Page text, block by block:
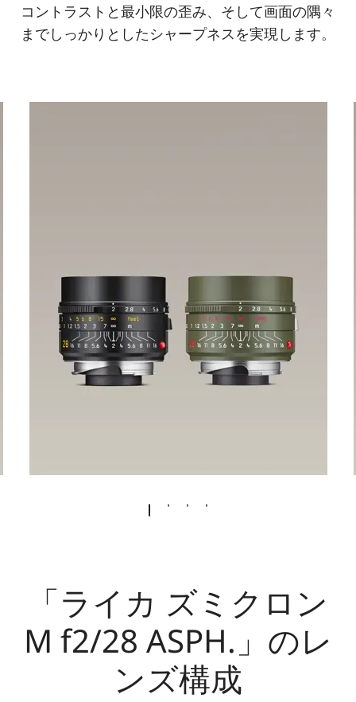
コントラストと最小限の歪み、そして画面の隅々
までしっかりとしたシャープネスを実現します。
「ライカ ズミクロン
M f2/28 ASPH.」のレ
ンズ構成